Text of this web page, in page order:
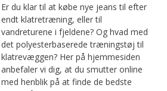
Er du klar til at købe nye jeans til efter
endt klatretræning, eller til
vandreturene i fjeldene? Og hvad med
det polyesterbaserede træningstøj til
klatrevæggen? Her på hjemmesiden
anbefaler vi dig, at du smutter online
med henblik på at finde de bedste